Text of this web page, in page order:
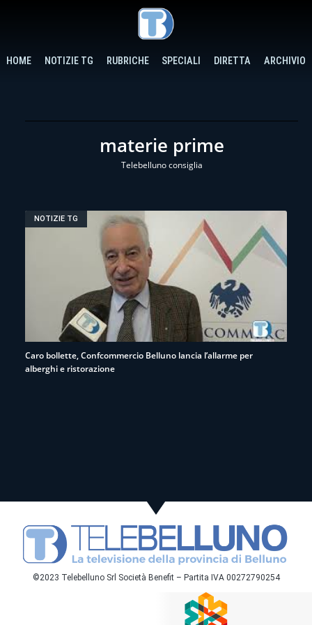
HOME NOTIZIE TG RUBRICHE SPECIALI DIRETTA ARCHIVIO
materie prime
Telebelluno consiglia
NOTIZIE TG
Caro bollette, Confcommercio Belluno lancia l’allarme per
alberghi e ristorazione
©2023 Telebelluno Srl Società Benefit – Partita IVA 00272790254